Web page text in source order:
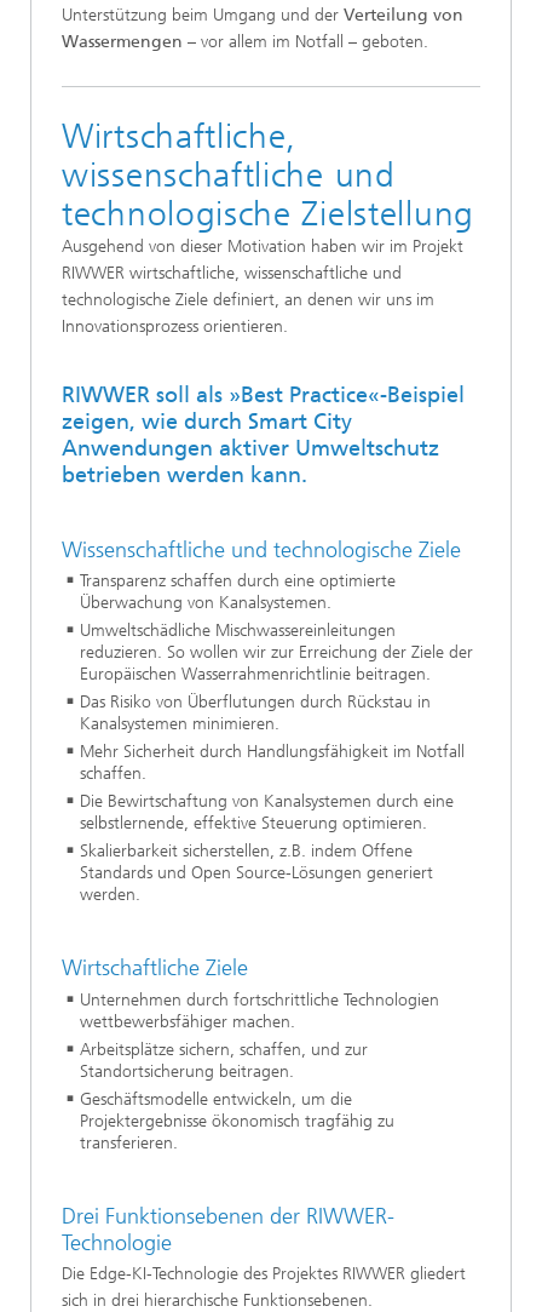
Unterstützung beim Umgang und der Verteilung von
Wassermengen – vor allem im Notfall – geboten.
Wirtschaftliche,
wissenschaftliche und
technologische Zielstellung
Ausgehend von dieser Motivation haben wir im Projekt
RIWWER wirtschaftliche, wissenschaftliche und
technologische Ziele definiert, an denen wir uns im
Innovationsprozess orientieren.
RIWWER soll als »Best Practice«-Beispiel
zeigen, wie durch Smart City
Anwendungen aktiver Umweltschutz
betrieben werden kann.
Wissenschaftliche und technologische Ziele
Transparenz schaffen durch eine optimierte
Überwachung von Kanalsystemen.
Umweltschädliche Mischwassereinleitungen
reduzieren. So wollen wir zur Erreichung der Ziele der
Europäischen Wasserrahmenrichtlinie beitragen.
Das Risiko von Überflutungen durch Rückstau in
Kanalsystemen minimieren.
Mehr Sicherheit durch Handlungsfähigkeit im Notfall
schaffen.
Die Bewirtschaftung von Kanalsystemen durch eine
selbstlernende, effektive Steuerung optimieren.
Skalierbarkeit sicherstellen, z.B. indem Offene
Standards und Open Source-Lösungen generiert
werden.
Wirtschaftliche Ziele
Unternehmen durch fortschrittliche Technologien
wettbewerbsfähiger machen.
Arbeitsplätze sichern, schaffen, und zur
Standortsicherung beitragen.
Geschäftsmodelle entwickeln, um die
Projektergebnisse ökonomisch tragfähig zu
transferieren.
Drei Funktionsebenen der RIWWER-
Technologie
Die Edge-KI-Technologie des Projektes RIWWER gliedert
sich in drei hierarchische Funktionsebenen.